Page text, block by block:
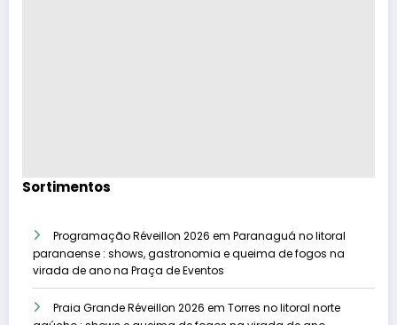
Sortimentos
Programação Réveillon 2026 em Paranaguá no litoral
paranaense : shows, gastronomia e queima de fogos na
virada de ano na Praça de Eventos
Praia Grande Réveillon 2026 em Torres no litoral norte